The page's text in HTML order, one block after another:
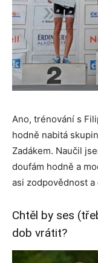
Ano, trénování s
hodně nabitá
Zadákem. Naučil
doufám hodně a
asi zodpovědnost
Chtěl by ses
dob vrátit?